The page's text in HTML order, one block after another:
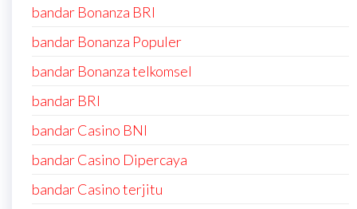
bandar Bonanza BRI
bandar Bonanza Populer
bandar Bonanza telkomsel
bandar BRI
bandar Casino BNI
bandar Casino Dipercaya
bandar Casino terjitu